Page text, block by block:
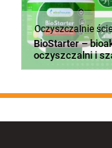
Oczyszczalnie
BioStarter –
oczyszczalni i